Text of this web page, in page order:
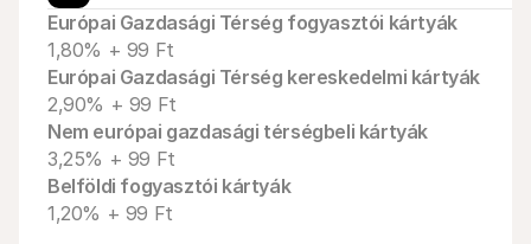
Európai Gazdasági Térség fogyasztói kártyák
1,80% + 99 Ft
Európai Gazdasági Térség kereskedelmi kártyák
2,90% + 99 Ft
Nem európai gazdasági térségbeli kártyák
3,25% + 99 Ft
Belföldi fogyasztói kártyák
1,20% + 99 Ft